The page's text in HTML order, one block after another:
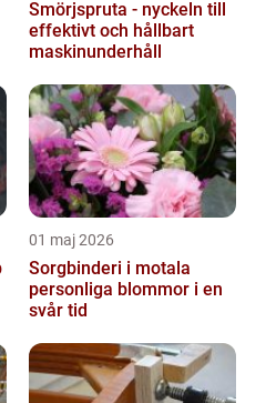
Smörjspruta - nyckeln till
effektivt och hållbart
maskinunderhåll
01 maj 2026
Sorgbinderi i motala
personliga blommor i en
svår tid